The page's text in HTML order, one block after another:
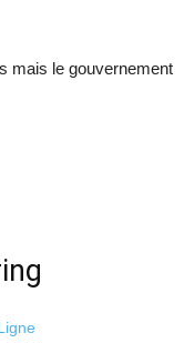
mais le gouvernement